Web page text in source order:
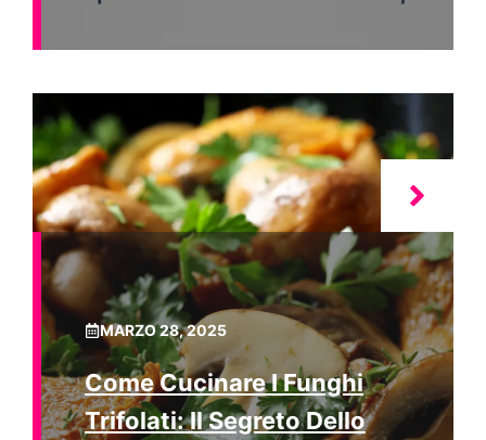
MARZO 28, 2025
Come Cucinare I Funghi
Trifolati: Il Segreto Dello